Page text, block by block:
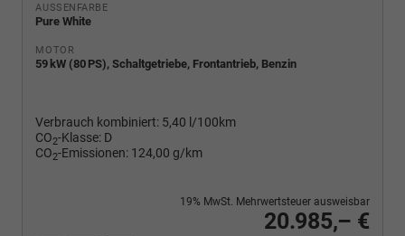
AUSSENFARBE
Pure White
MOTOR
59 kW (80 PS), Schaltgetriebe, Frontantrieb, Benzin
Verbrauch kombiniert: 5,40 l/100km
CO2-Klasse: D
CO2-Emissionen: 124,00 g/km
20.985,– €
19% MwSt. Mehrwertsteuer ausweisbar